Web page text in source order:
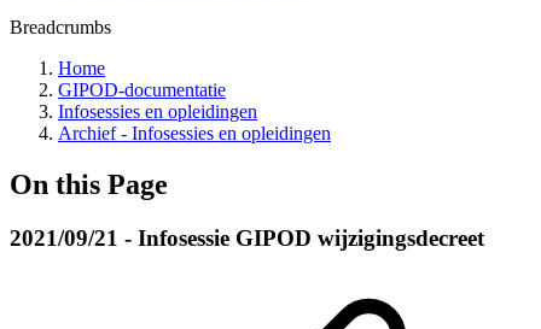
Breadcrumbs
Home
GIPOD-documentatie
Infosessies en opleidingen
Archief - Infosessies en opleidingen
On this Page
2021/09/21 - Infosessie GIPOD wijzigingsdecreet